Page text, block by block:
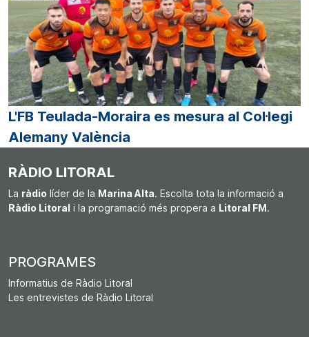
L'FB Teulada-Moraira es mesura al Col·legi
Alemany València
RÀDIO LITORAL
La ràdio líder de la Marina Alta. Escolta tota la informació a
Ràdio Litoral i la programació més propera a Litoral FM.
PROGRAMES
Informatius de Ràdio Litoral
Les entrevistes de Ràdio Litoral